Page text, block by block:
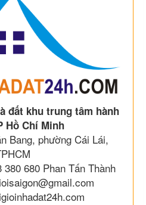
đất khu trung tâm hành
Hồ Chí Minh
Bang, phường Cái Lái,
380 680 Phan Tấn Thành